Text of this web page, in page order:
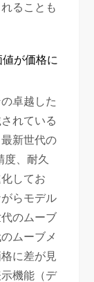
ることも
が価格に
卓越した
れている
新世代の
度、耐久
してお
らモデル
のムーブ
ムーブメ
に差が見
機能（デ